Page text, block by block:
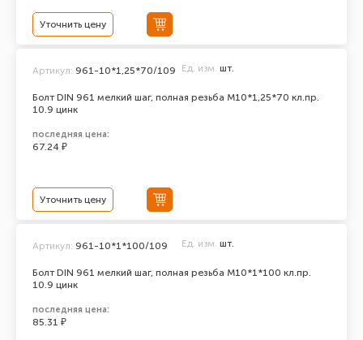
Уточнить цену
Болт DIN 961 мелкий шаг, полная резьба M10*1,25*70 кл.пр.
10.9 цинк
Артикул: 961-10*1,25*70/109 Ед. изм. шт.
последняя цена:
67.24 ₽
Уточнить цену
Болт DIN 961 мелкий шаг, полная резьба M10*1*100 кл.пр.
10.9 цинк
Артикул: 961-10*1*100/109 Ед. изм. шт.
последняя цена:
85.31 ₽